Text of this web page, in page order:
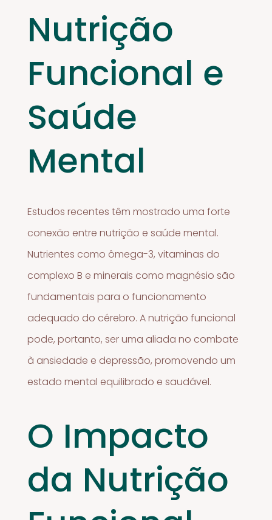
Nutrição
Funcional e
Saúde
Mental
Estudos recentes têm mostrado uma forte
conexão entre nutrição e saúde mental.
Nutrientes como ômega-3, vitaminas do
complexo B e minerais como magnésio são
fundamentais para o funcionamento
adequado do cérebro. A nutrição funcional
pode, portanto, ser uma aliada no combate
à ansiedade e depressão, promovendo um
estado mental equilibrado e saudável.
O Impacto
da Nutrição